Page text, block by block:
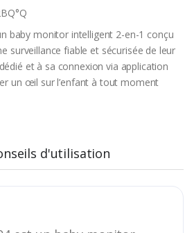
baby monitor intelligent 2-en-1 conçu
surveillance fiable et sécurisée de leur
et à sa connexion via application
un œil sur l’enfant à tout moment
d'utilisation